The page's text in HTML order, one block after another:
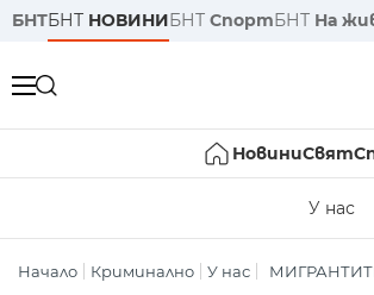
БНТБНТ НОВИНИБНТ СпортБНТ На
НовиниСвят
У нас
Начало Криминално У нас